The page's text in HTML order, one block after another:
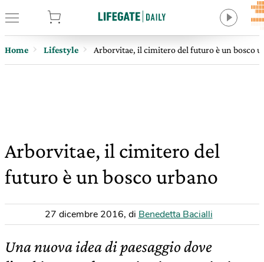
Home Lifestyle Arborvitae, il cimitero del futuro è un bosco
Arborvitae, il cimitero del
futuro è un bosco urbano
27 dicembre 2016, di Benedetta Bacialli
Una nuova idea di paesaggio dove